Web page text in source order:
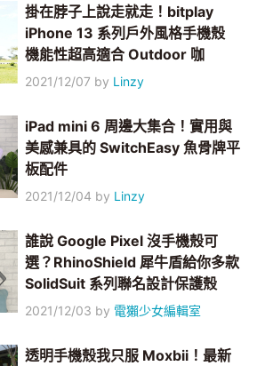
掛在脖子上說走就走！bitplay
iPhone 13 系列戶外風格手機殼
機能性超高適合 Outdoor 咖
2021/12/07 by Linzy
iPad mini 6 周邊大集合！實用與
美感兼具的 SwitchEasy 魚骨牌平
板配件
2021/12/04 by Linzy
誰說 Google Pixel 沒手機殼可
選？RhinoShield 犀牛盾給你多款
SolidSuit 系列聯名設計保護殼
2021/12/03 by 電獺少女編輯室
透明手機殼我只服 Moxbii！最新